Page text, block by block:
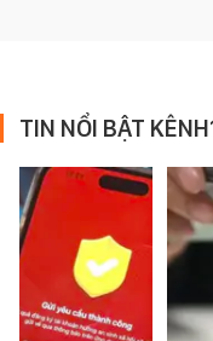
TIN NỔI BẬT